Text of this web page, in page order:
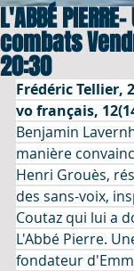
L'ABBÉ
combats
20:30
Frédéric Tellier,
vo français,
Benjamin
manière
Henri Grouès,
des sans-voix,
Coutaz qui lui a
L'Abbé Pierre.
fondateur